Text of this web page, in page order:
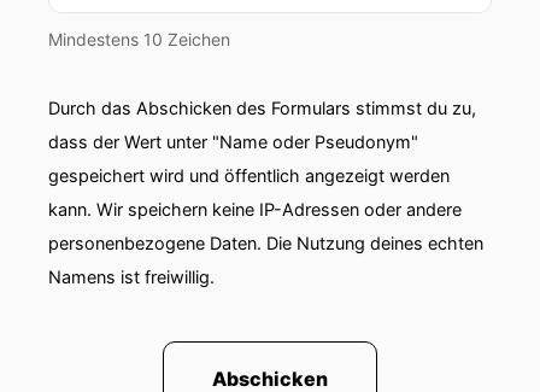
Mindestens 10 Zeichen
Durch das Abschicken des Formulars stimmst du zu,
dass der Wert unter "Name oder Pseudonym"
gespeichert wird und öffentlich angezeigt werden
kann. Wir speichern keine IP-Adressen oder andere
personenbezogene Daten. Die Nutzung deines echten
Namens ist freiwillig.
Abschicken